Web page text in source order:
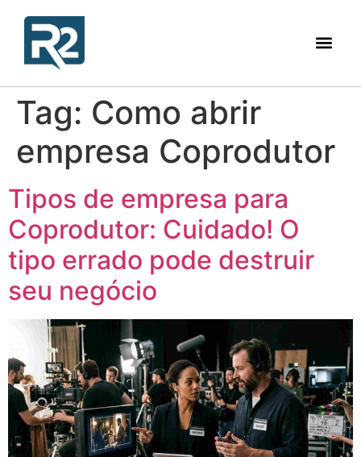
Tag: Como abrir
empresa Coprodutor
Tipos de empresa para
Coprodutor: Cuidado! O
tipo errado pode destruir
seu negócio